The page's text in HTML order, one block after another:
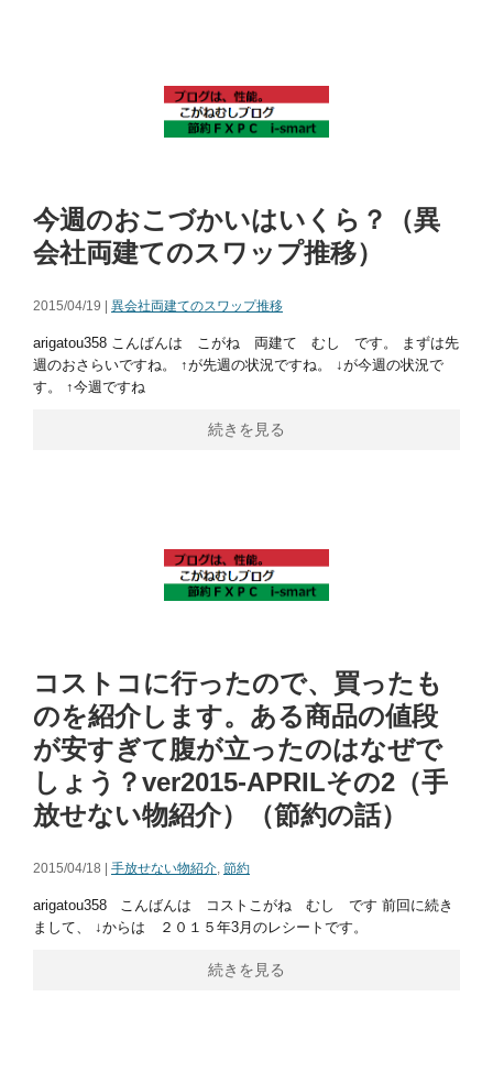
今週のおこづかいはいくら？（異
会社両建てのスワップ推移）
2015/04/19 | 異会社両建てのスワップ推移
arigatou358 こんばんは こがね 両建て むし です。 まずは先
週のおさらいですね。 ↑が先週の状況ですね。 ↓が今週の状況で
す。 ↑今週ですね
続きを見る
コストコに行ったので、買ったも
のを紹介します。ある商品の値段
が安すぎて腹が立ったのはなぜで
しょう？ver2015-APRILその2（手
放せない物紹介）（節約の話）
2015/04/18 | 手放せない物紹介, 節約
arigatou358 こんばんは コストこがね むし です 前回に続き
まして、 ↓からは ２０１５年3月のレシートです。
続きを見る